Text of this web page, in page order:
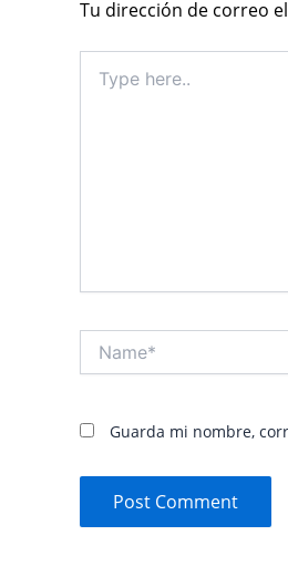
Tu dirección de correo
here..
Guarda mi nombre,